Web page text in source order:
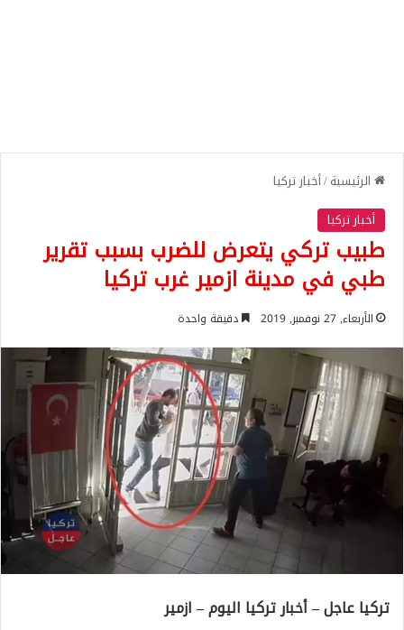
الرئيسية/أخبار تركيا
أخبار تركيا
طبيب تركي يتعرض للضرب بسبب تقرير
طبي في مدينة ازمير غرب تركيا
الأربعاء, 27 نوفمبر, 2019 دقيقة واحدة
تركيا عاجل – أخبار تركيا اليوم – ازمير